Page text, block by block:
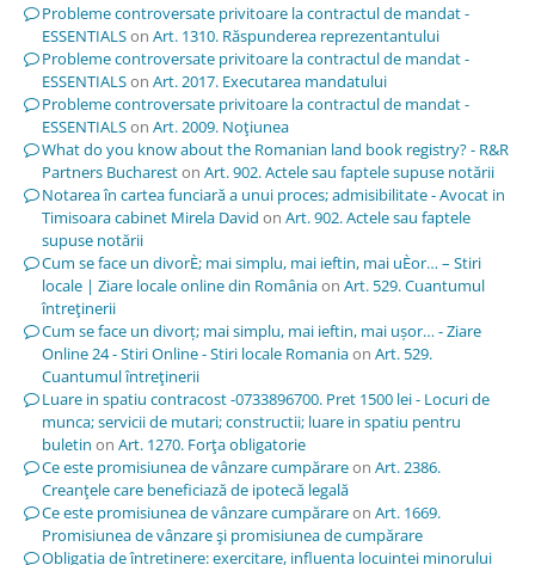
Probleme controversate privitoare la contractul de mandat -
ESSENTIALSon Art. 1310. Răspunderea reprezentantului
Probleme controversate privitoare la contractul de mandat -
ESSENTIALSon Art. 2017. Executarea mandatului
Probleme controversate privitoare la contractul de mandat -
ESSENTIALSon Art. 2009. Noţiunea
What do you know about the Romanian land book registry? - R&R
Partners Buchareston Art. 902. Actele sau faptele supuse notării
Notarea în cartea funciară a unui proces; admisibilitate - Avocat in
Timisoara cabinet Mirela David on Art. 902. Actele sau faptele
supuse notării
Cum se face un divorÈ; mai simplu, mai ieftin, mai uÈor… – Stiri
locale | Ziare locale online din Româniaon Art. 529. Cuantumul
întreţinerii
Cum se face un divorț; mai simplu, mai ieftin, mai ușor… - Ziare
Online 24 - Stiri Online - Stiri locale Romaniaon Art. 529.
Cuantumul întreţinerii
Luare in spatiu contracost -0733896700. Pret 1500 lei - Locuri de
munca; servicii de mutari; constructii; luare in spatiu pentru
buletin on Art. 1270. Forţa obligatorie
Ce este promisiunea de vânzare cumpărareon Art. 2386.
Creanţele care beneficiază de ipotecă legală
Ce este promisiunea de vânzare cumpărareon Art. 1669.
Promisiunea de vânzare şi promisiunea de cumpărare
Obligația de întreținere: exercitare, influența locuinței minorului